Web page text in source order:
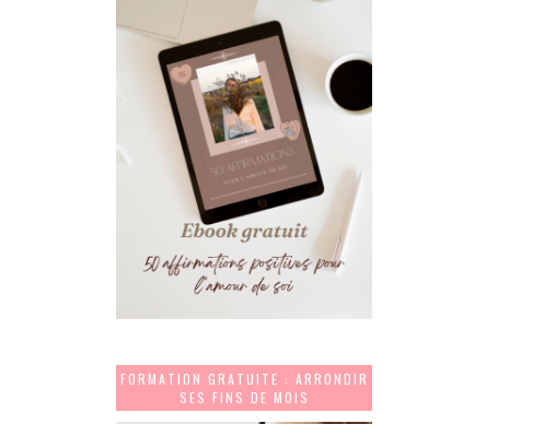
FORMATION GRATUITE : ARRONDIR
SES FINS DE MOIS